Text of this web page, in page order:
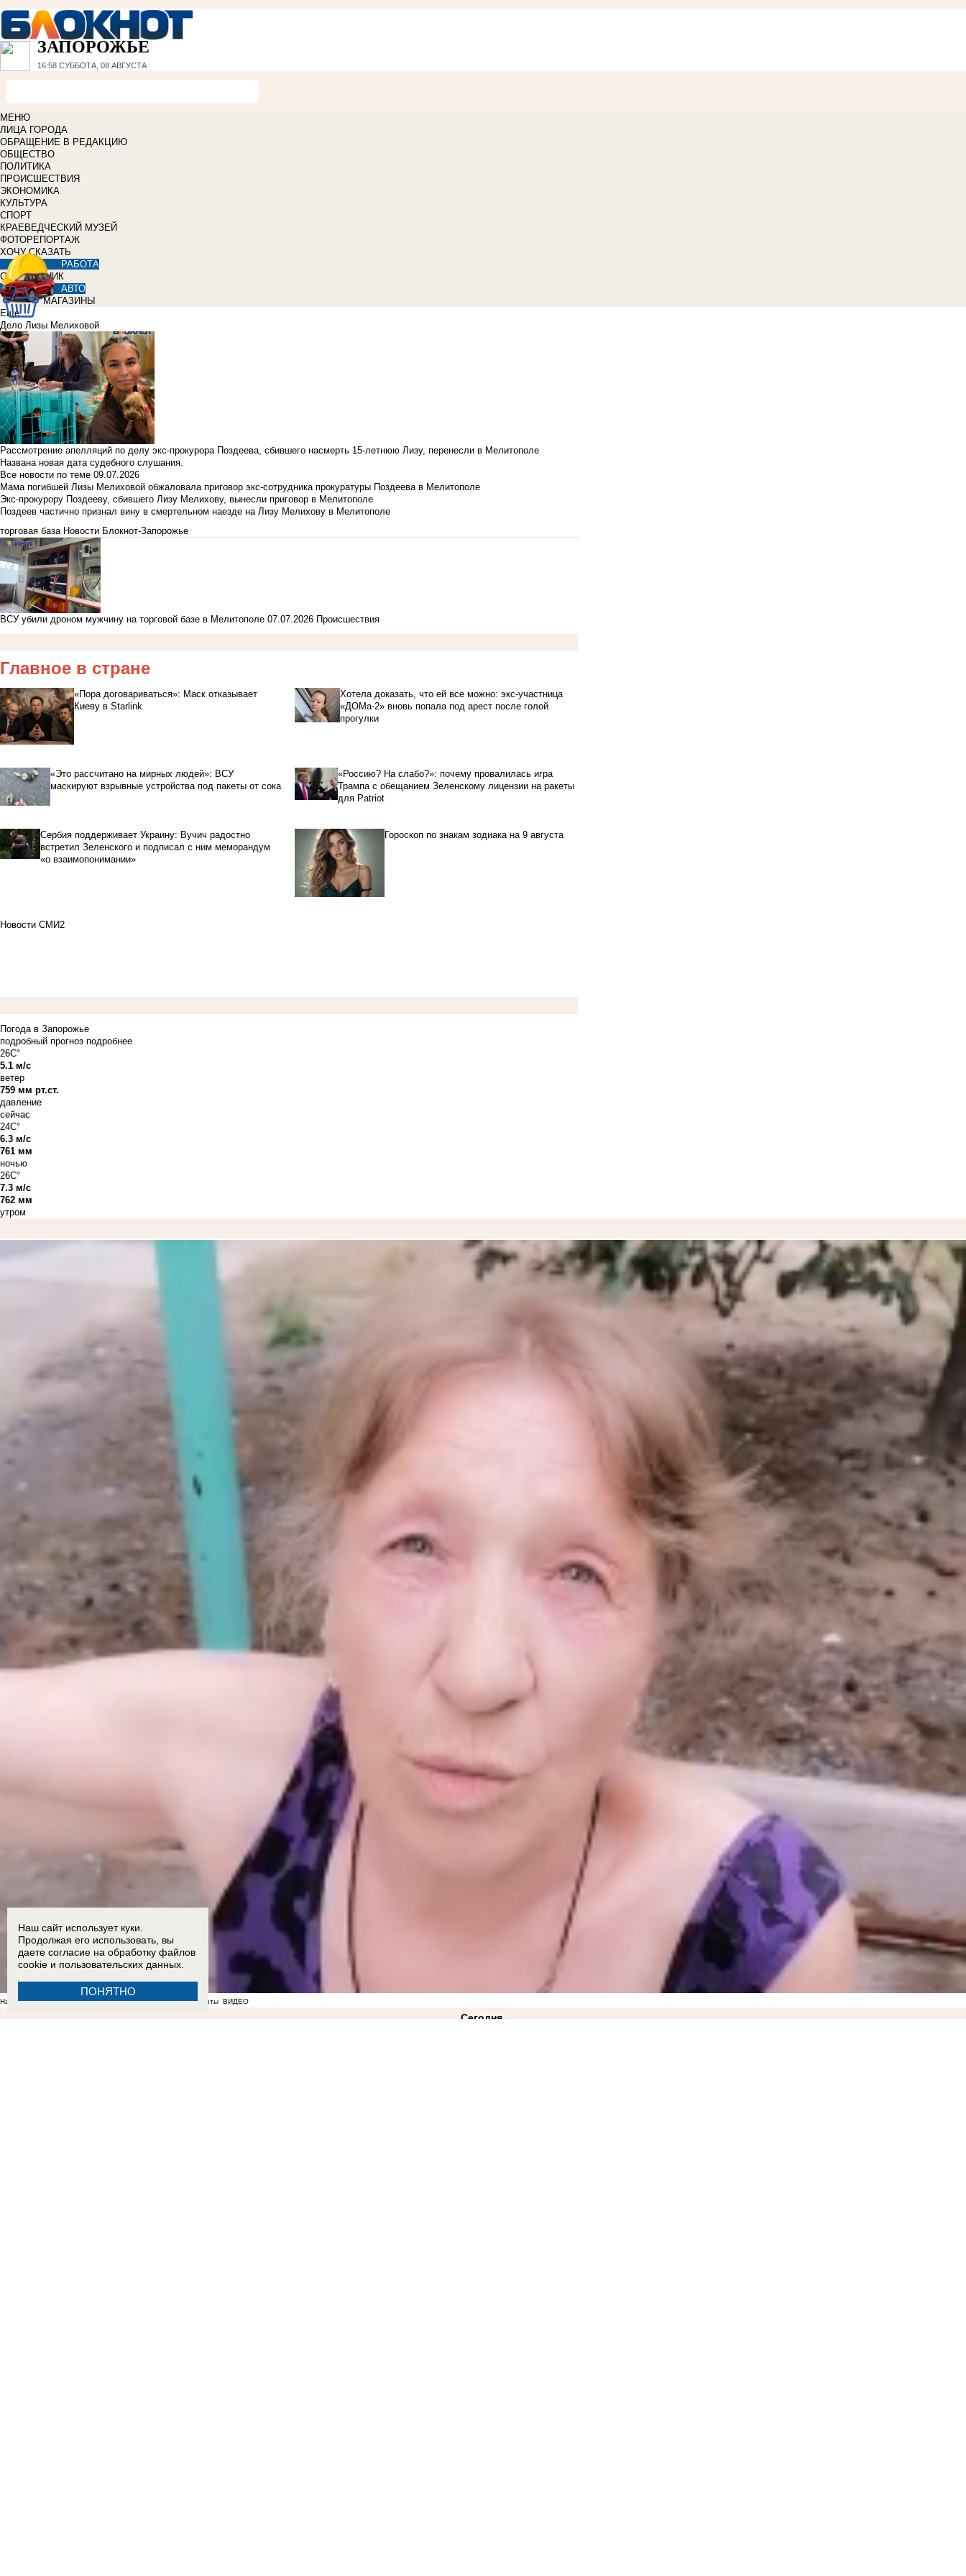
ЗАПОРОЖЬЕ
16:58 СУББОТА, 08 АВГУСТА
МЕНЮ
ЛИЦА ГОРОДА
ОБРАЩЕНИЕ В РЕДАКЦИЮ
ОБЩЕСТВО
ПОЛИТИКА
ПРОИСШЕСТВИЯ
ЭКОНОМИКА
КУЛЬТУРА
СПОРТ
КРАЕВЕДЧЕСКИЙ МУЗЕЙ
ФОТОРЕПОРТАЖ
ХОЧУ СКАЗАТЬ
РАБОТА
СПРАВОЧНИК
АВТО
МАГАЗИНЫ
Еще
Дело Лизы Мелиховой
Рассмотрение апелляций по делу экс-прокурора Поздеева, сбившего насмерть 15-летнюю Лизу, перенесли в Мелитополе
Названа новая дата судебного слушания.
Все новости по теме 09.07.2026
Мама погибшей Лизы Мелиховой обжаловала приговор экс-сотрудника прокуратуры Поздеева в Мелитополе
Экс-прокурору Поздееву, сбившего Лизу Мелихову, вынесли приговор в Мелитополе
Поздеев частично признал вину в смертельном наезде на Лизу Мелихову в Мелитополе
торговая база Новости Блокнот-Запорожье
ВСУ убили дроном мужчину на торговой базе в Мелитополе 07.07.2026 Происшествия
Главное в стране
«Пора договариваться»: Маск отказывает
Киеву в Starlink
Хотела доказать, что ей все можно: экс-участница
«ДОМа-2» вновь попала под арест после голой
прогулки
«Это рассчитано на мирных людей»: ВСУ
маскируют взрывные устройства под пакеты от сока
«Россию? На слабо?»: почему провалилась игра
Трампа с обещанием Зеленскому лицензии на ракеты
для Patriot
Сербия поддерживает Украину: Вучич радостно
встретил Зеленского и подписал с ним меморандум
«о взаимопонимании»
Гороскоп по знакам зодиака на 9 августа
Новости СМИ2
Погода в Запорожье
подробный прогноз подробнее
26C°
5.1 м/с
ветер
759 мм рт.ст.
давление
сейчас
24C°
6.3 м/с
761 мм
ночью
26C°
7.3 м/с
762 мм
утром
На фоне отсутствия воды в Мелитополе появились спекулянты ВИДЕО
Сегодня
Наш сайт использует куки.
Продолжая его использовать, вы
даете согласие на обработку файлов
cookie и пользовательских данных.
ПОНЯТНО